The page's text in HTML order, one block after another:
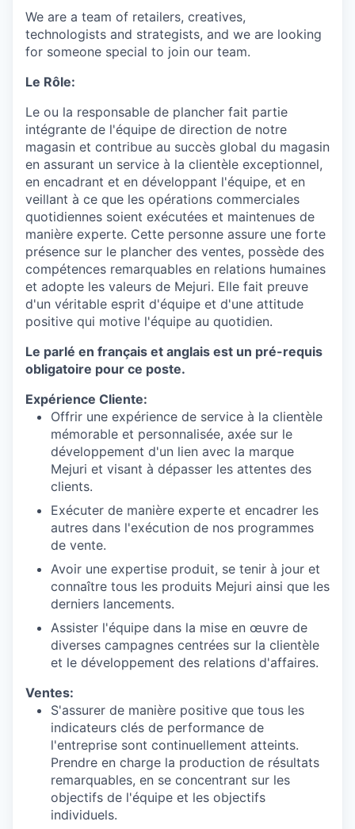
We are a team of retailers, creatives,
technologists and strategists, and we are looking
for someone special to join our team.
Le Rôle:
Le ou la responsable de plancher fait partie
intégrante de l'équipe de direction de notre
magasin et contribue au succès global du magasin
en assurant un service à la clientèle exceptionnel,
en encadrant et en développant l'équipe, et en
veillant à ce que les opérations commerciales
quotidiennes soient exécutées et maintenues de
manière experte. Cette personne assure une forte
présence sur le plancher des ventes, possède des
compétences remarquables en relations humaines
et adopte les valeurs de Mejuri. Elle fait preuve
d'un véritable esprit d'équipe et d'une attitude
positive qui motive l'équipe au quotidien.
Le parlé en français et anglais est un pré-requis
obligatoire pour ce poste.
Expérience Cliente:
Offrir une expérience de service à la clientèle
mémorable et personnalisée, axée sur le
développement d'un lien avec la marque
Mejuri et visant à dépasser les attentes des
clients.
Exécuter de manière experte et encadrer les
autres dans l'exécution de nos programmes
de vente.
Avoir une expertise produit, se tenir à jour et
connaître tous les produits Mejuri ainsi que les
derniers lancements.
Assister l'équipe dans la mise en œuvre de
diverses campagnes centrées sur la clientèle
et le développement des relations d'affaires.
Ventes:
S'assurer de manière positive que tous les
indicateurs clés de performance de
l'entreprise sont continuellement atteints.
Prendre en charge la production de résultats
remarquables, en se concentrant sur les
objectifs de l'équipe et les objectifs
individuels.